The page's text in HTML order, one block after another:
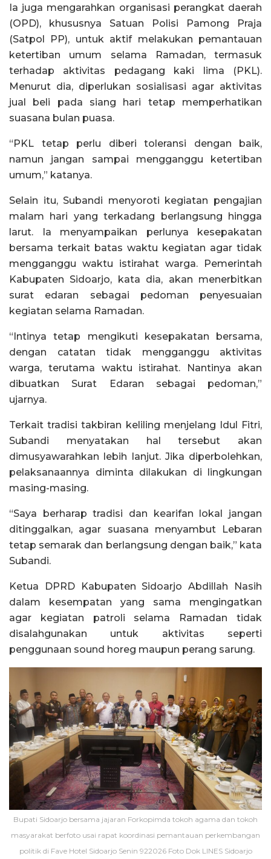
Ia juga mengarahkan organisasi perangkat daerah
(OPD), khususnya Satuan Polisi Pamong Praja
(Satpol PP), untuk aktif melakukan pemantauan
ketertiban umum selama Ramadan, termasuk
terhadap aktivitas pedagang kaki lima (PKL).
Menurut dia, diperlukan sosialisasi agar aktivitas
jual beli pada siang hari tetap memperhatikan
suasana bulan puasa.
“PKL tetap perlu diberi toleransi dengan baik,
namun jangan sampai mengganggu ketertiban
umum,” katanya.
Selain itu, Subandi menyoroti kegiatan pengajian
malam hari yang terkadang berlangsung hingga
larut. Ia menyampaikan perlunya kesepakatan
bersama terkait batas waktu kegiatan agar tidak
mengganggu waktu istirahat warga. Pemerintah
Kabupaten Sidoarjo, kata dia, akan menerbitkan
surat edaran sebagai pedoman penyesuaian
kegiatan selama Ramadan.
“Intinya tetap mengikuti kesepakatan bersama,
dengan catatan tidak mengganggu aktivitas
warga, terutama waktu istirahat. Nantinya akan
dibuatkan Surat Edaran sebagai pedoman,”
ujarnya.
Terkait tradisi takbiran keliling menjelang Idul Fitri,
Subandi menyatakan hal tersebut akan
dimusyawarahkan lebih lanjut. Jika diperbolehkan,
pelaksanaannya diminta dilakukan di lingkungan
masing-masing.
“Saya berharap tradisi dan kearifan lokal jangan
ditinggalkan, agar suasana menyambut Lebaran
tetap semarak dan berlangsung dengan baik,” kata
Subandi.
Ketua DPRD Kabupaten Sidoarjo Abdillah Nasih
dalam kesempatan yang sama mengingatkan
agar kegiatan patroli selama Ramadan tidak
disalahgunakan untuk aktivitas seperti
penggunaan sound horeg maupun perang sarung.
Bupati Sidoarjo bersama jajaran Forkopimda tokoh agama dan tokoh
masyarakat berfoto usai rapat koordinasi pemantauan perkembangan
politik di Fave Hotel Sidoarjo Senin 922026 Foto Dok LINES Sidoarjo